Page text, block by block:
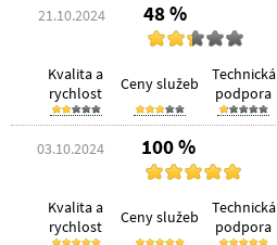
21.10.2024 48 %
Kvalita a
rychlost
Ceny služeb
Technická
podpora
03.10.2024 100 %
Kvalita a
rychlost
Ceny služeb
Technická
podpora